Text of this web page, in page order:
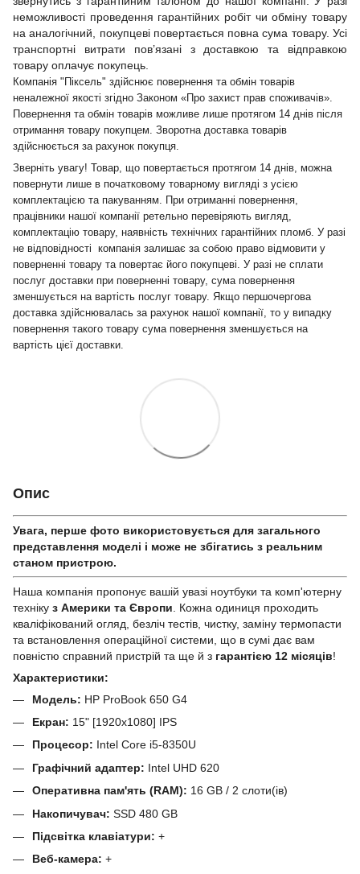
неможливості проведення гарантійних робіт чи обміну товару
на аналогічний, покупцеві повертається повна сума товару. Усі
транспортні витрати пов’язані з доставкою та відправкою
товару оплачує покупець.
Компанія "Піксель" здійснює повернення та обмін товарів
неналежної якості згідно Законом «Про захист прав споживачів».
Повернення та обмін товарів можливе лише протягом 14 днів після
отримання товару покупцем. Зворотна доставка товарів
здійснюється за рахунок покупця.
Зверніть увагу! Товар, що повертається протягом 14 днів, можна
повернути лише в початковому товарному вигляді з усією
комплектацією та пакуванням. При отриманні повернення,
працівники нашої компанії ретельно перевіряють вигляд,
комплектацію товару, наявність технічних гарантійних пломб. У разі
не відповідності компанія залишає за собою право відмовити у
поверненні товару та повертає його покупцеві. У разі не сплати
послуг доставки при поверненні товару, сума повернення
зменшується на вартість послуг товару. Якщо першочергова
доставка здійснювалась за рахунок нашої компанії, то у випадку
повернення такого товару сума повернення зменшується на
вартість цієї доставки.
Опис
Увага, перше фото використовується для загального
представлення моделі і може не збігатись з реальним
станом приcтрою.
Наша компанія пропонує вашій увазі ноутбуки та комп'ютерну
техніку з Америки та Європи . Кожна одиниця проходить
кваліфікований огляд, безліч тестів, чистку, заміну термопасти
та встановлення операційної системи, що в сумі дає вам
повністю справний пристрій та ще й з гарантією 12 місяців!
Характеристики:
Модель: HP ProBook 650 G4
Екран: 15" [1920x1080] IPS
Процесор: Intel Core i5-8350U
Графічний адаптер: Intel UHD 620
Оперативна пам'ять (RAM): 16 GB / 2 слоти(ів)
Накопичувач: SSD 480 GB
Підсвітка клавіатури: +
Веб-камера: +